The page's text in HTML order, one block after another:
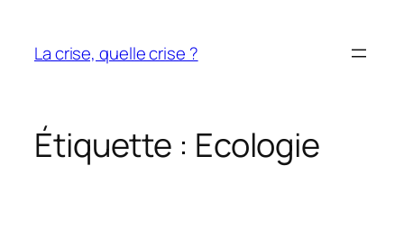
contenu
La crise, quelle crise ?
Étiquette : Ecologie